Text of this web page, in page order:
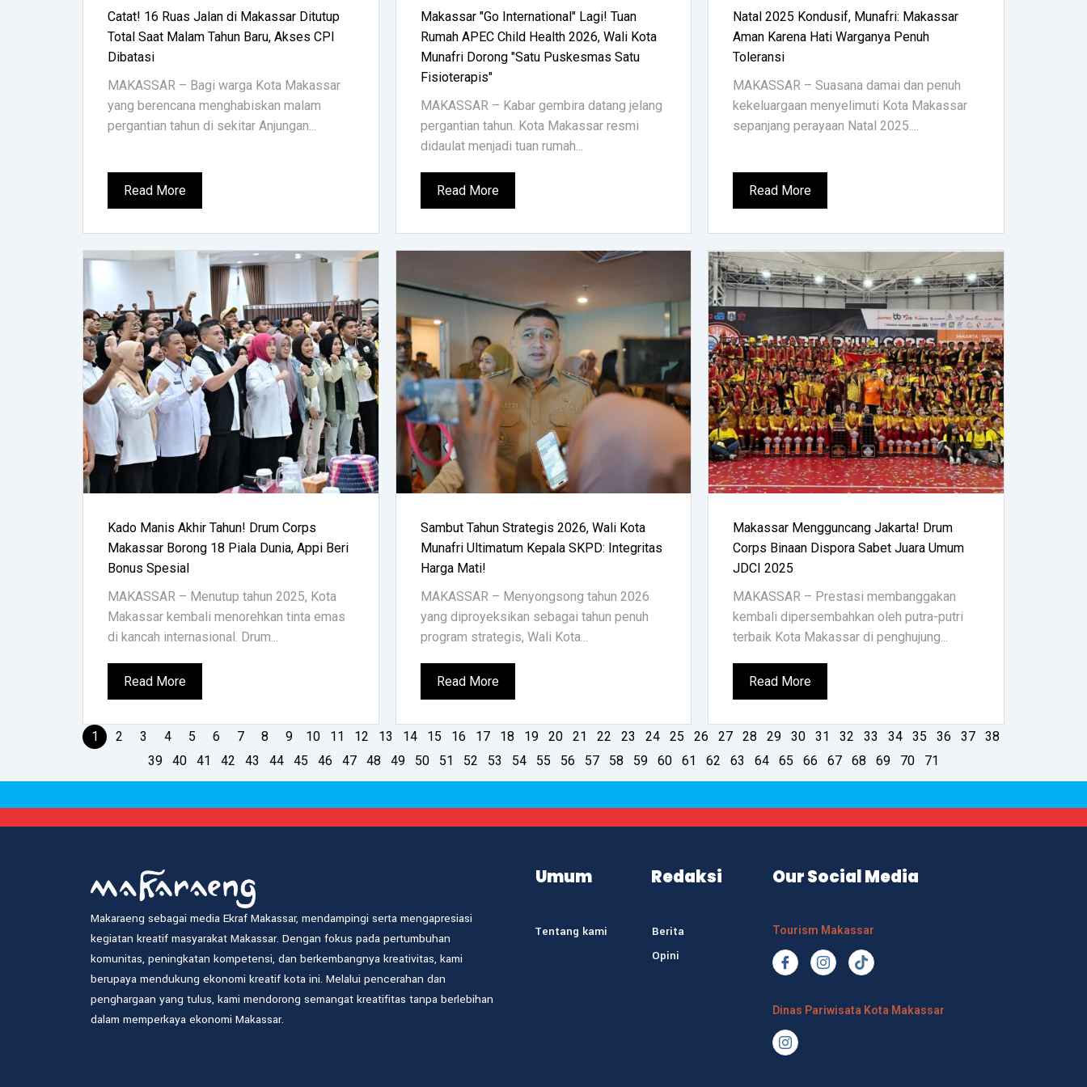
Catat! 16 Ruas Jalan di Makassar Ditutup
Total Saat Malam Tahun Baru, Akses CPI
Dibatasi
MAKASSAR – Bagi warga Kota Makassar
yang berencana menghabiskan malam
pergantian tahun di sekitar Anjungan...
Read More
Makassar "Go International" Lagi! Tuan
Rumah APEC Child Health 2026, Wali Kota
Munafri Dorong "Satu Puskesmas Satu
Fisioterapis"
MAKASSAR – Kabar gembira datang jelang
pergantian tahun. Kota Makassar resmi
didaulat menjadi tuan rumah...
Read More
Natal 2025 Kondusif, Munafri: Makassar
Aman Karena Hati Warganya Penuh
Toleransi
MAKASSAR – Suasana damai dan penuh
kekeluargaan menyelimuti Kota Makassar
sepanjang perayaan Natal 2025....
Read More
Kado Manis Akhir Tahun! Drum Corps
Makassar Borong 18 Piala Dunia, Appi Beri
Bonus Spesial
MAKASSAR – Menutup tahun 2025, Kota
Makassar kembali menorehkan tinta emas
di kancah internasional. Drum...
Read More
Sambut Tahun Strategis 2026, Wali Kota
Munafri Ultimatum Kepala SKPD: Integritas
Harga Mati!
MAKASSAR – Menyongsong tahun 2026
yang diproyeksikan sebagai tahun penuh
program strategis, Wali Kota...
Read More
Makassar Mengguncang Jakarta! Drum
Corps Binaan Dispora Sabet Juara Umum
JDCI 2025
MAKASSAR – Prestasi membanggakan
kembali dipersembahkan oleh putra-putri
terbaik Kota Makassar di penghujung...
Read More
1 2 3 4 5 6 7 8 9 10 11 12 13 14 15 16 17 18 19 20 21 22 23 24 25 26 27 28 29 30 31 32 33 34 35 36 37
38
39
40 41 42 43 44 45 46 47 48 49 50 51 52 53 54 55 56 57 58 59 60 61 62 63 64 65 66 67 68 69 70 71
Makaraeng sebagai media Ekraf Makassar, mendampingi serta mengapresiasi
kegiatan kreatif masyarakat Makassar. Dengan fokus pada pertumbuhan
komunitas, peningkatan kompetensi, dan berkembangnya kreativitas, kami
berupaya mendukung ekonomi kreatif kota ini. Melalui pencerahan dan
penghargaan yang tulus, kami mendorong semangat kreatifitas tanpa berlebihan
dalam memperkaya ekonomi Makassar.
Tentang kami
Umum Redaksi
Berita
Opini
Our Social Media
Tourism Makassar
Dinas Pariwisata Kota Makassar